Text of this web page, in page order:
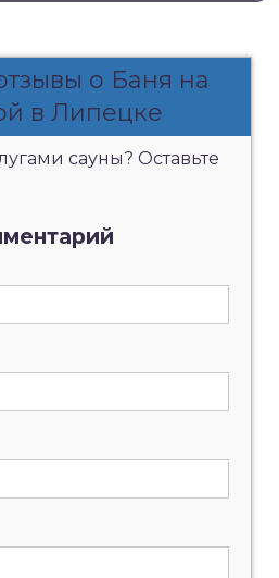
о Баня на
в Липецке
сауны? Оставьте